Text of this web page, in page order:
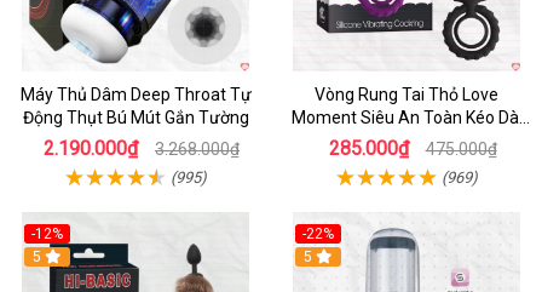
Máy Thủ Dâm Deep Throat Tự
Động Thụt Bú Mút Gắn Tường
2.190.000₫ 3.268.000₫
(995)
Vòng Rung Tai Thỏ Love
Moment Siêu An Toàn Kéo Dài
Thời Gian
285.000₫ 475.000₫
(969)
-12%
Hot
5
-22%
5